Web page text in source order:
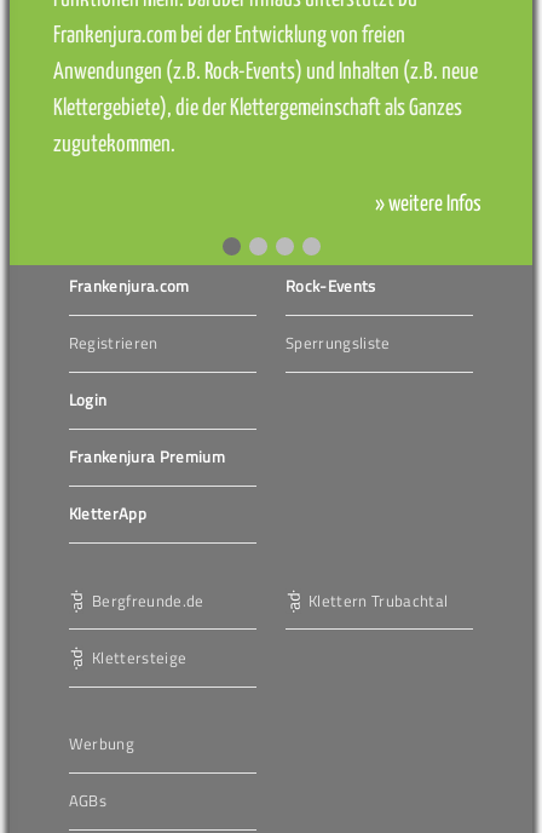
Frankenjura.com bei der Entwicklung von freien
Anwendungen (z.B. Rock-Events) und Inhalten (z.B. neue
Klettergebiete), die der Klettergemeinschaft als Ganzes
zugutekommen.
» weitere Infos
Frankenjura.com
Registrieren
Login
Frankenjura Premium
KletterApp
Rock-Events
Sperrungsliste
Bergfreunde.de
Klettersteige
Klettern Trubachtal
Werbung
AGBs